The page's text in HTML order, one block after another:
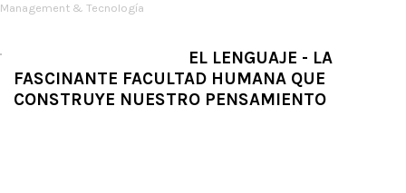
Management & Tecnología
EL LENGUAJE - LA
FASCINANTE FACULTAD HUMANA QUE
CONSTRUYE NUESTRO PENSAMIENTO